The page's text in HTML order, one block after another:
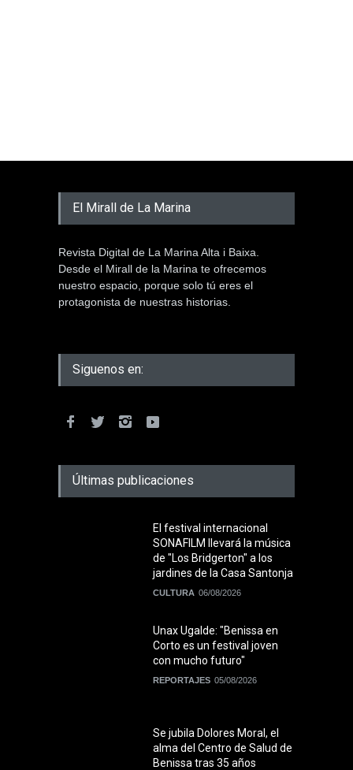
El Mirall de La Marina
Revista Digital de La Marina Alta i Baixa.
Desde el Mirall de la Marina te ofrecemos
nuestro espacio, porque solo tú eres el
protagonista de nuestras historias.
Siguenos en:
Últimas publicaciones
El festival internacional
SONAFILM llevará la música
de "Los Bridgerton" a los
jardines de la Casa Santonja
CULTURA 06/08/2026
Unax Ugalde: "Benissa en
Corto es un festival joven
con mucho futuro"
REPORTAJES 05/08/2026
Se jubila Dolores Moral, el
alma del Centro de Salud de
Benissa tras 35 años